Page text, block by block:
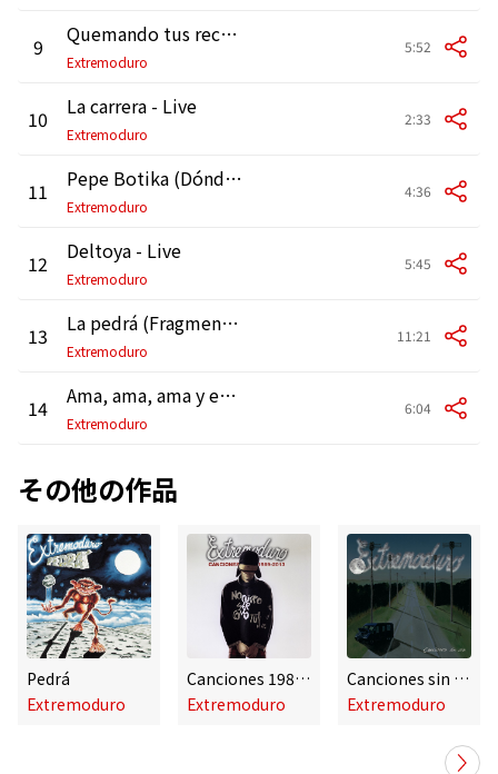
9 Quemando tus recuerdos - Live
Extremoduro
5:52
10 La carrera - Live
Extremoduro
2:33
11 Pepe Botika (Dónde están mis amigos) [Live]
Extremoduro
4:36
12 Deltoya - Live
Extremoduro
5:45
13 La pedrá (Fragmento) [Live]
Extremoduro
11:21
14 Ama, ama, ama y ensancha el alma - Live
Extremoduro
6:04
その他の作品
Pedrá
Extremoduro
Canciones 1989-2013
Extremoduro
Canciones sin voz
Extremoduro